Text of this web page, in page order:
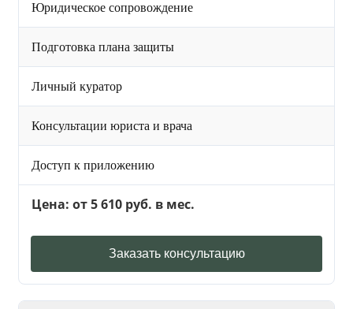
Юридическое сопровождение
Подготовка плана защиты
Личный куратор
Консультации юриста и врача
Доступ к приложению
Цена: от 5 610 руб. в мес.
Заказать консультацию